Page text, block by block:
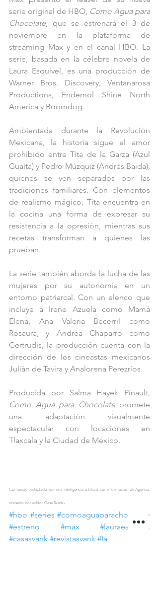
serie original de HBO, Como Agua para
Chocolate, que se estrenará el 3 de
noviembre en la plataforma de
streaming Max y en el canal HBO. La
serie, basada en la célebre novela de
Laura Esquivel, es una producción de
Warner Bros. Discovery, Ventanarosa
Productions, Endemol Shine North
America y Boomdog.
Ambientada durante la Revolución
Mexicana, la historia sigue el amor
prohibido entre Tita de la Garza (Azul
Guaita) y Pedro Múzquiz (Andrés Baida),
quienes se ven separados por las
tradiciones familiares. Con elementos
de realismo mágico, Tita encuentra en
la cocina una forma de expresar su
resistencia a la opresión, mientras sus
recetas transforman a quienes las
prueban.
La serie también aborda la lucha de las
mujeres por su autonomía en un
entorno patriarcal. Con un elenco que
incluye a Irene Azuela como Mamá
Elena, Ana Valeria Becerril como
Rosaura, y Andrea Chaparro como
Gertrudis, la producción cuenta con la
dirección de los cineastas mexicanos
Julián de Tavira y Analorena Perezríos.
Como Agua para Chocolate promete
una adaptación visualmente
espectacular con locaciones en
Tlaxcala y la Ciudad de México.
Contenido redactado por una inteligencia artificial con información de Agencia,
revisado por editor Casa Svank.
#hbo #series #comoaguaparachocolate
#estreno
#max
#lauraesquivel
#casasvank #revistasvank #Ia